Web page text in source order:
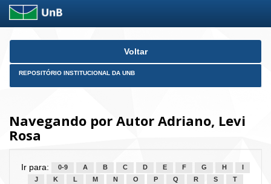
Skip
Voltar
REPOSITÓRIO INSTITUCIONAL DA UNB
Navegando por Autor Adriano, Levi
Rosa
Ir para: 0-9 A B C D E F G H
J
K L M N O P Q R S
T